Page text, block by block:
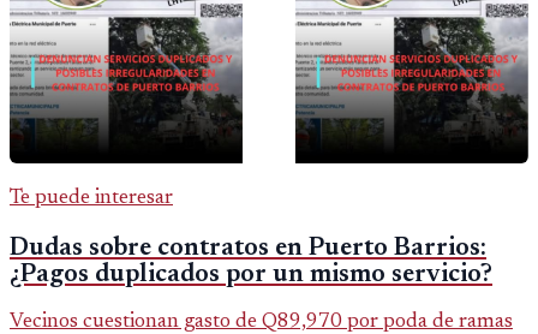
Te puede interesar
Dudas sobre contratos en Puerto Barrios:
¿Pagos duplicados por un mismo servicio?
Vecinos cuestionan gasto de Q89,970 por poda de ramas